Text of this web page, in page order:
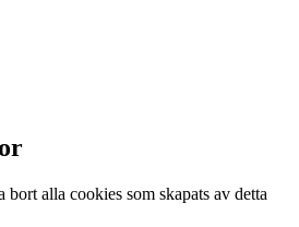
alla cookies som skapats av detta